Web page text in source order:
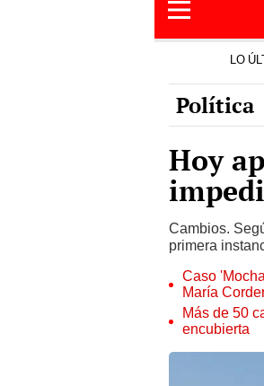
LO
Política
Hoy
Cambios.
primera
Caso
María
Más de 50
encubierta